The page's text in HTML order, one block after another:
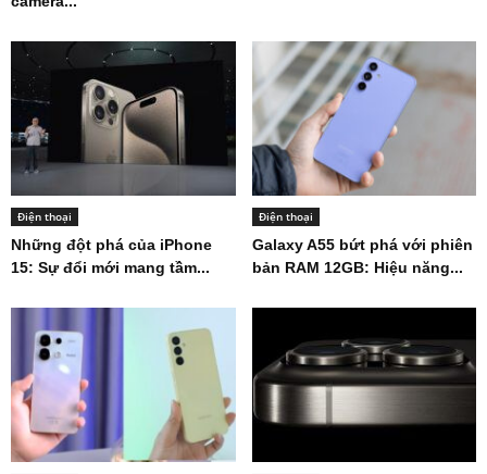
Điện thoại
Những đột phá của iPhone
15: Sự đổi mới mang tầm...
Điện thoại
Galaxy A55 bứt phá với phiên
bản RAM 12GB: Hiệu năng...